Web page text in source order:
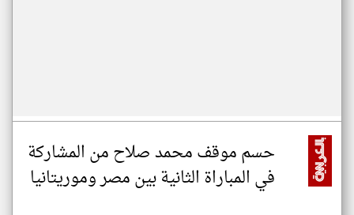
حسم موقف محمد صلاح من المشاركة
في المباراة الثانية بين مصر وموريتانيا